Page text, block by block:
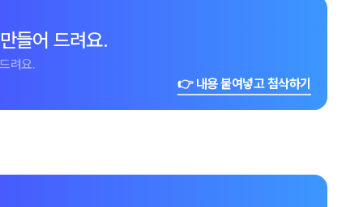
들어 드려요.
려요.
👉 내용 붙여넣고 첨삭하기